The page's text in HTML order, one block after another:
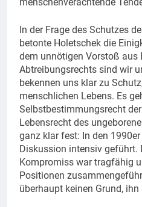
menschenverachtende
In der Frage des Schutzes
betonte Holetschek die
dem unnötigen Vorstoß aus
Abtreibungsrechts sind wir
bekennen uns klar zu
menschlichen Lebens. Es
Selbstbestimmungsrecht
Lebensrecht des
ganz klar fest: In den
Diskussion intensiv geführt.
Kompromiss war tragfähig
Positionen
überhaupt keinen Grund, ihn